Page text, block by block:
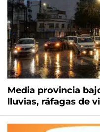
Media provincia
lluvias, ráfagas de